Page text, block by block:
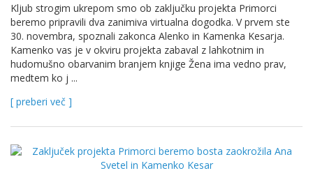
Kljub strogim ukrepom smo ob zaključku projekta Primorci
beremo pripravili dva zanimiva virtualna dogodka. V prvem ste
30. novembra, spoznali zakonca Alenko in Kamenka Kesarja.
Kamenko vas je v okviru projekta zabaval z lahkotnim in
hudomušno obarvanim branjem knjige Žena ima vedno prav,
medtem ko j ...
[ preberi več ]